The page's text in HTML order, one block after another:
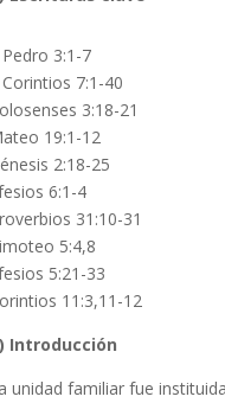
3:1-7
7:1-40
3:18-21
19:1-12
2:18-25
6:1-4
31:10-31
5:4,8
5:21-33
11:3,11-12
Introducción
unidad familiar fue